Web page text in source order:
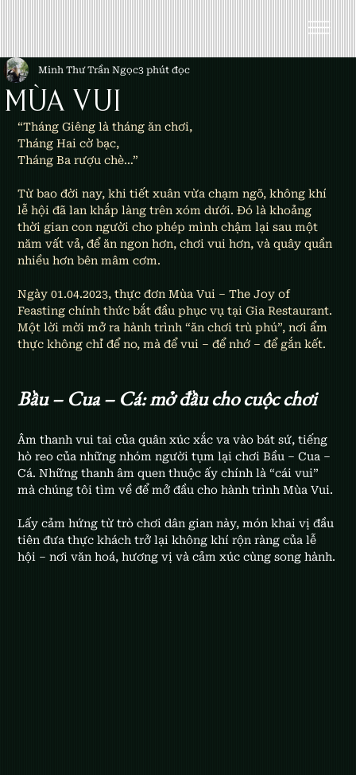
MÙA VUI
Minh Thư Trần Ngọc3 phút đọc
“Tháng Giêng là tháng ăn chơi,
Tháng Hai cờ bạc,
Tháng Ba rượu chè…”
Từ bao đời nay, khi tiết xuân vừa chạm ngõ, không khí
lễ hội đã lan khắp làng trên xóm dưới. Đó là khoảng
thời gian con người cho phép mình chậm lại sau một
năm vất vả, để ăn ngon hơn, chơi vui hơn, và quây quần
nhiều hơn bên mâm cơm.
Ngày 01.04.2023, thực đơn Mùa Vui – The Joy of
Feasting chính thức bắt đầu phục vụ tại Gia Restaurant.
Một lời mời mở ra hành trình “ăn chơi trù phú”, nơi ẩm
thực không chỉ để no, mà để vui – để nhớ – để gắn kết.
Bầu – Cua – Cá: mở đầu cho cuộc chơi
Âm thanh vui tai của quân xúc xắc va vào bát sứ, tiếng
hò reo của những nhóm người tụm lại chơi Bầu – Cua –
Cá. Những thanh âm quen thuộc ấy chính là “cái vui”
mà chúng tôi tìm về để mở đầu cho hành trình Mùa Vui.
Lấy cảm hứng từ trò chơi dân gian này, món khai vị đầu
tiên đưa thực khách trở lại không khí rộn ràng của lễ
hội – nơi văn hoá, hương vị và cảm xúc cùng song hành.